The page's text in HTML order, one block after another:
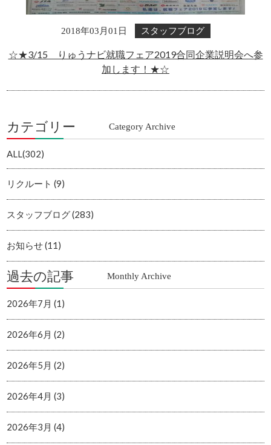
2018年03月01日 スタッフブログ
☆★3/15 りゅうナビ就職フェア2019合同企業説明会へ参
加します！★☆
カテゴリー Category Archive
ALL(302)
リクルート (9)
スタッフブログ (283)
お知らせ (11)
過去の記事 Monthly Archive
2026年7月 (1)
2026年6月 (2)
2026年5月 (2)
2026年4月 (3)
2026年3月 (4)